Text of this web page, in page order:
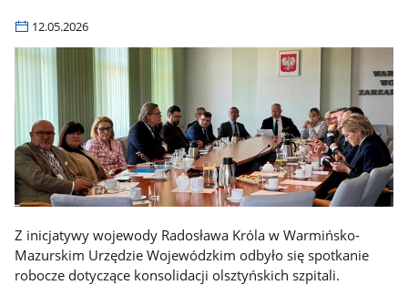
12.05.2026
Z inicjatywy wojewody Radosława Króla w Warmińsko-
Mazurskim Urzędzie Wojewódzkim odbyło się spotkanie
robocze dotyczące konsolidacji olsztyńskich szpitali.